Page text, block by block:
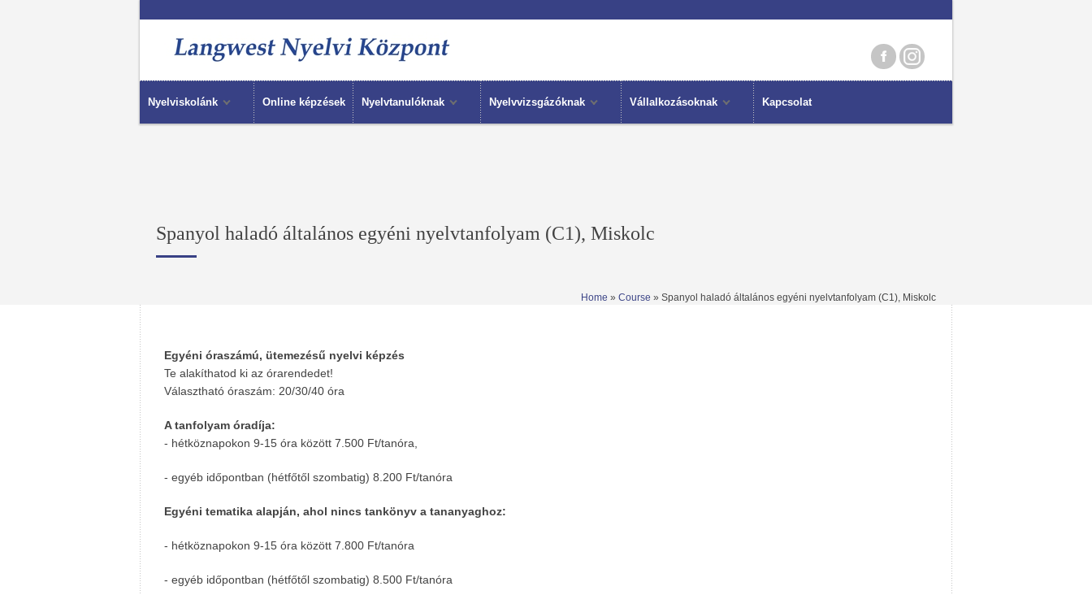
Nyelviskolánk Online képzések Nyelvtanulóknak Nyelvvizsgázóknak Vállalkozásoknak Kapcsolat
Spanyol haladó általános egyéni nyelvtanfolyam (C1), Miskolc
Home » Course » Spanyol haladó általános egyéni nyelvtanfolyam (C1), Miskolc
Egyéni óraszámú, ütemezésű nyelvi képzés
Te alakíthatod ki az órarendedet!
Választható óraszám: 20/30/40 óra
A tanfolyam óradíja:
- hétköznapokon 9-15 óra között 7.500 Ft/tanóra,
- egyéb időpontban (hétfőtől szombatig) 8.200 Ft/tanóra
Egyéni tematika alapján, ahol nincs tankönyv a tananyaghoz:
- hétköznapokon 9-15 óra között 7.800 Ft/tanóra
- egyéb időpontban (hétfőtől szombatig) 8.500 Ft/tanóra